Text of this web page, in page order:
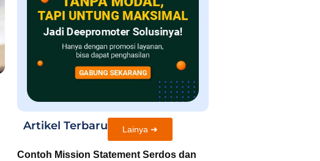
Artikel Terbaru Lainya ➜
Contoh Mission Statement Serdos dan